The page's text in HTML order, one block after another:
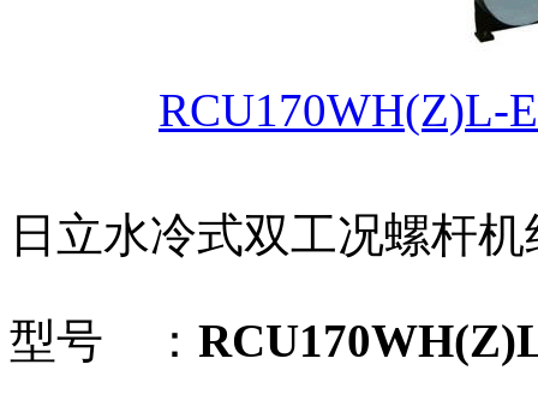
RCU170WH(Z)L-
日立水冷式双工况螺杆
型号 ：